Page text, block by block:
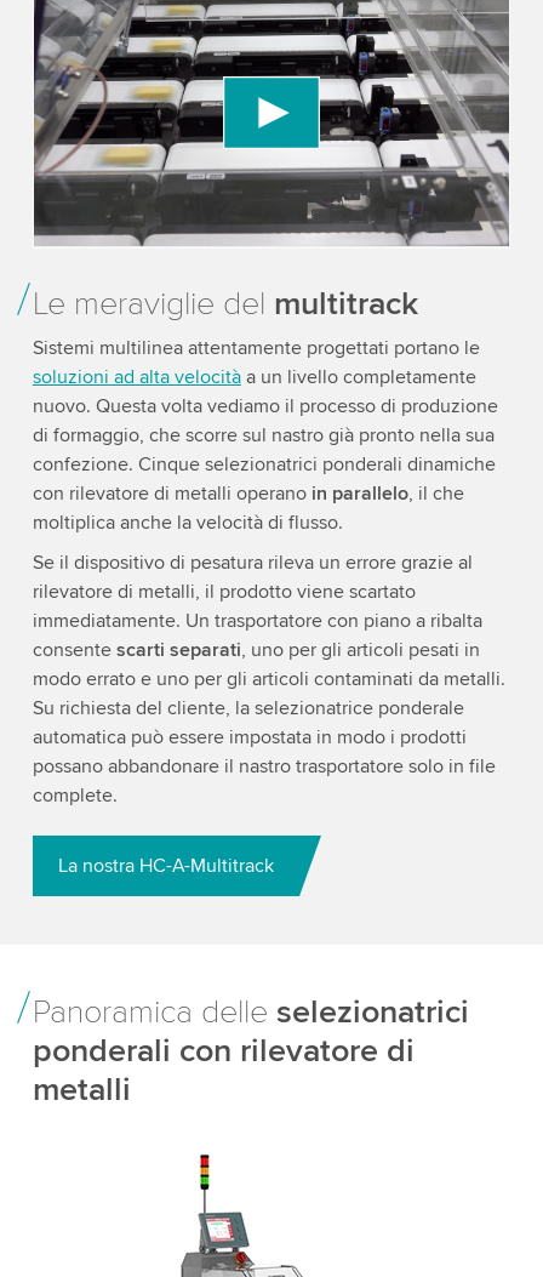
We need your consent to load the YouTube
Video service!
We use a third party service to embed video
content that may collect data about your activity.
Please review the details and accept the service
to watch this video.
Accept More information
Le meraviglie del multitrack
Sistemi multilinea attentamente progettati portano le
soluzioni ad alta velocitàa un livello completamente
nuovo. Questa volta vediamo il processo di produzione
di formaggio, che scorre sul nastro già pronto nella sua
confezione. Cinque selezionatrici ponderali dinamiche
con rilevatore di metalli operano in parallelo, il che
moltiplica anche la velocità di flusso.
Se il dispositivo di pesatura rileva un errore grazie al
rilevatore di metalli, il prodotto viene scartato
immediatamente. Un trasportatore con piano a ribalta
consente scarti separati, uno per gli articoli pesati in
modo errato e uno per gli articoli contaminati da metalli.
Su richiesta del cliente, la selezionatrice ponderale
automatica può essere impostata in modo i prodotti
possano abbandonare il nastro trasportatore solo in file
complete.
La nostra HC-A-Multitrack
Panoramica delle selezionatrici
ponderali con rilevatore di
metalli